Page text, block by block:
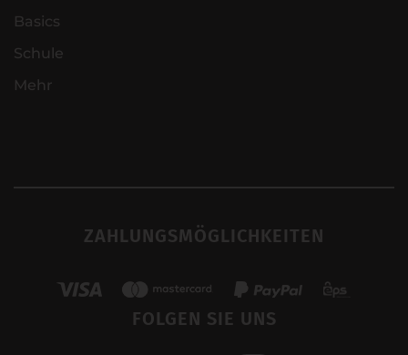
Basics
Schule
Mehr
ZAHLUNGSMÖGLICHKEITEN
FOLGEN SIE UNS